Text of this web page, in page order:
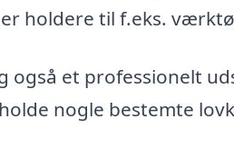
holdere til f.eks.
også et professionelt
nogle bestemte